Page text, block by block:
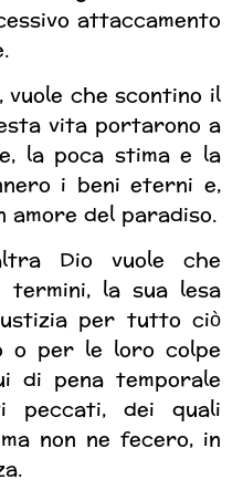
attaccamento
vuole che scontino il
vita portarono a
la poca stima e la
i beni eterni e,
amore del paradiso.
Dio vuole che
la sua lesa
per tutto ciò
o per le loro colpe
di pena temporale
peccati, dei quali
non ne fecero, in